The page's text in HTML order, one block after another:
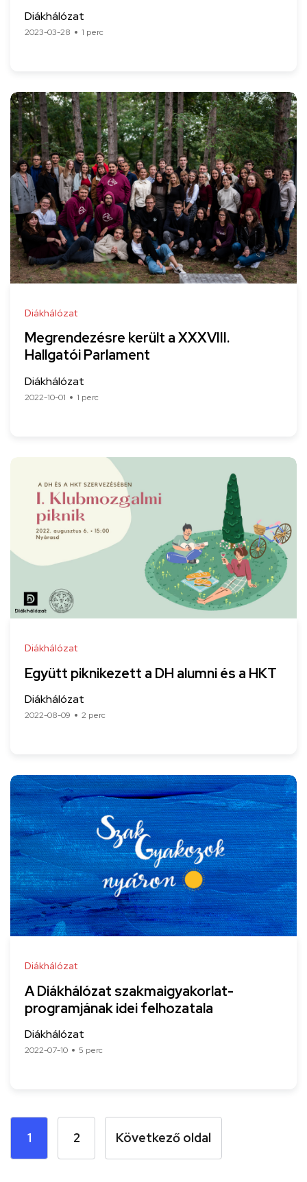
Diákhálózat
2023-03-28 1 perc
Diákhálózat
Megrendezésre került a XXXVIII.
Hallgatói Parlament
Diákhálózat
2022-10-01 1 perc
Diákhálózat
Együtt piknikezett a DH alumni és a HKT
Diákhálózat
2022-08-09 2 perc
Diákhálózat
A Diákhálózat szakmaigyakorlat-
programjának idei felhozatala
Diákhálózat
2022-07-10 5 perc
1 2 Következő oldal